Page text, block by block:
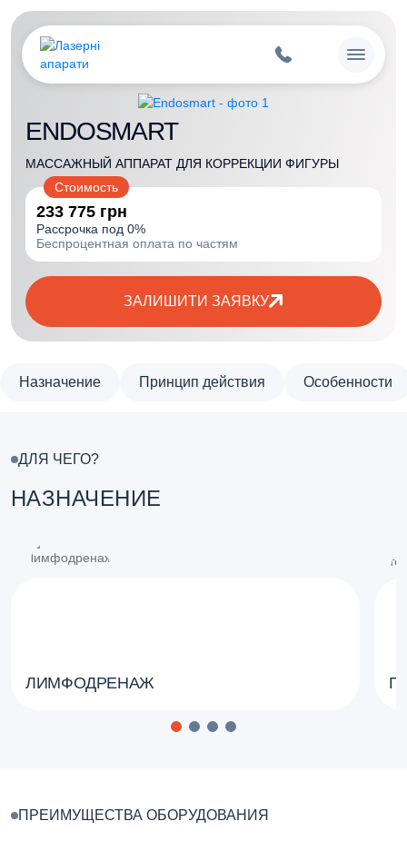
ENDOSMART
МАССАЖНЫЙ АППАРАТ ДЛЯ КОРРЕКЦИИ ФИГУРЫ
Стоимость
233 775 грн
Рассрочка под 0%
Беспроцентная оплата по частям
ЗАЛИШИТИ ЗАЯВКУ
Назначение Принцип действия Особенности
ДЛЯ ЧЕГО?
НАЗНАЧЕНИЕ
ЛИМФОДРЕНАЖ
ПРЕИМУЩЕСТВА ОБОРУДОВАНИЯ